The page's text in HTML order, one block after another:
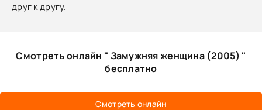
друг к другу.
Смотреть онлайн " Замужняя женщина (2005) "
бесплатно
Смотреть онлайн